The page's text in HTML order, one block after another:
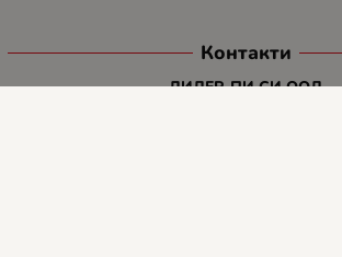
Контакти
ЛИДЕР-ПИ СИ ООД